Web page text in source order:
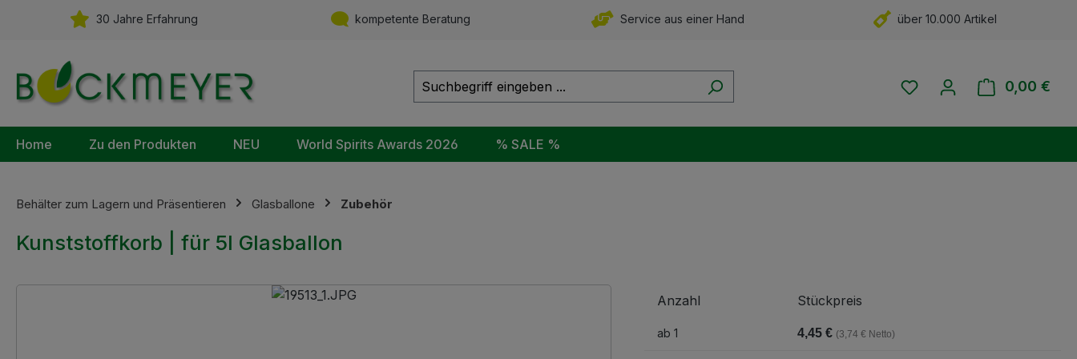
Hauptinhalt springen
Zur Suche springen
Zur Hauptnavigation springen
30 Jahre Erfahrung kompetente Beratung Service aus einer Hand über 10.000 Artikel
Du hast 0 Produkte auf
0,00 €
Home Zu den Produkten NEU World Spirits Awards 2026 % SALE %
Behälter zum Lagern und Präsentieren Glasballone Zubehör
Kunststoffkorb | für 5l Glasballon
Anzahl Stückpreis
ab 1 4,45 € (3,74 € Netto)